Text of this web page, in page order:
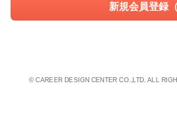
新規会員登録（
© CAREER DESIGN CENTER CO.,LTD. ALL